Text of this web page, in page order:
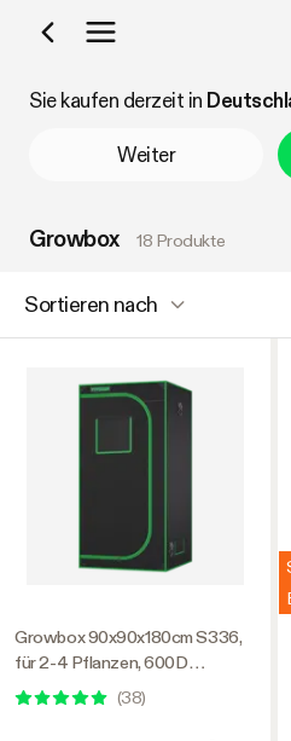
Nach Kategorie
Sie kaufen derzeit in
Weiter
Growbox 18 Produkte
Sortieren nach
Growbox 90x90x180cm S336,
für 2-4 Pflanzen, 600D
lichtdichtes Oxford-Gewebe,
für den Indoor-Pflanzenanbau
(38)